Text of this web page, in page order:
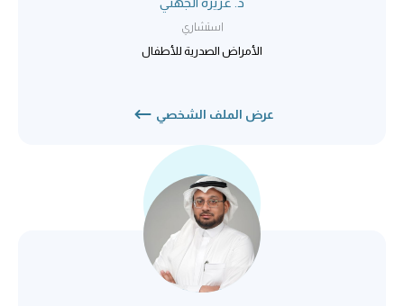
استشاري
الأمراض الصدرية للأطفال
عرض الملف الشخصي